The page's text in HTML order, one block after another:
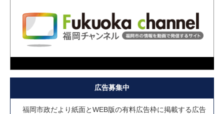
広告募集中
福岡市政だより紙面とWEB版の有料広告枠に掲載する広告